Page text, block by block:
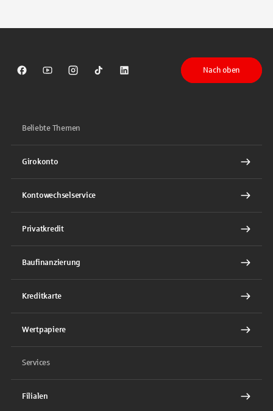
Sparkasse auf Facebook
Sparkasse auf Youtube
Sparkasse auf Instagram
Sparkasse auf TikTok
Sparkasse auf LinkedIn
Nach oben
Beliebte Themen
Girokonto
Kontowechselservice
Privatkredit
Baufinanzierung
Kreditkarte
Wertpapiere
Services
Filialen